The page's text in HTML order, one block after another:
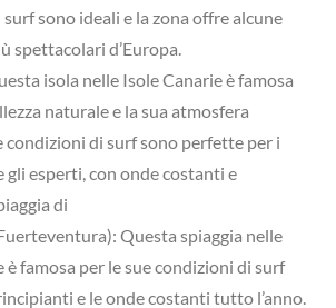
sono ideali e la zona offre alcune
spettacolari d’Europa.
isola nelle Isole Canarie è famosa
naturale e la sua atmosfera
condizioni di surf sono perfette per i
gli esperti, con onde costanti e
di
Questa spiaggia nelle
è famosa per le sue condizioni di surf
e le onde costanti tutto l’anno.